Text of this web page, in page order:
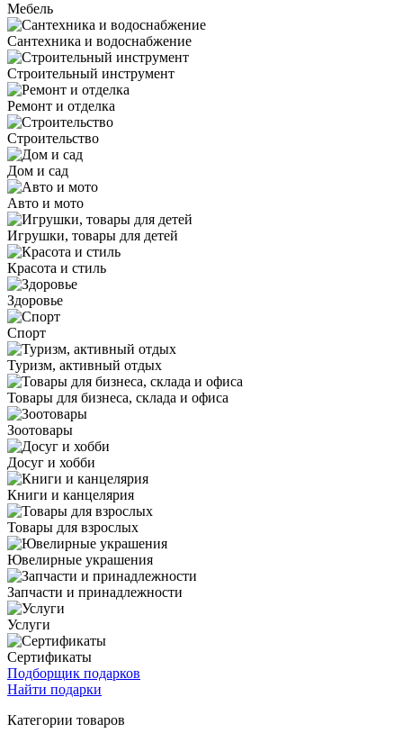
Мебель
Сантехника и водоснабжение
Строительный инструмент
Ремонт и отделка
Строительство
Дом и сад
Авто и мото
Игрушки, товары для детей
Красота и стиль
Здоровье
Спорт
Туризм, активный отдых
Товары для бизнеса, склада и офиса
Зоотовары
Досуг и хобби
Книги и канцелярия
Товары для взрослых
Ювелирные украшения
Запчасти и принадлежности
Услуги
Сертификаты
Подборщик подарков
Найти подарки
Категории товаров